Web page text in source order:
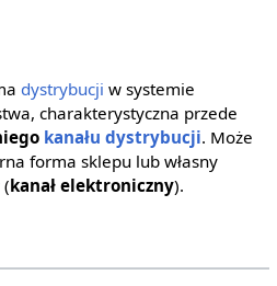
dystrybucji w systemie
charakterystyczna przede
kanału dystrybucji. Może
forma sklepu lub własny
(kanał elektroniczny).